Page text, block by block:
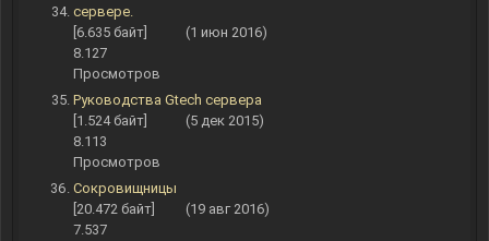
сервере.
[6.635 байт]
(1 июн 2016)
8.127
Просмотров
Руководства Gtech сервера
[1.524 байт]
(5 дек 2015)
8.113
Просмотров
Сокровищницы
[20.472 байт]
(19 авг 2016)
7.537